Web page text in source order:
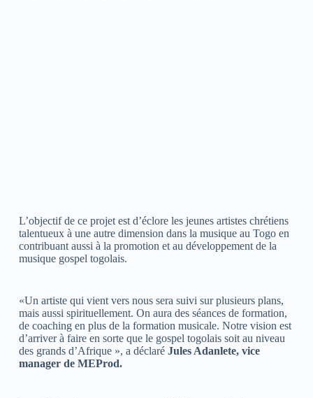
L’objectif de ce projet est d’éclore les jeunes artistes chrétiens
talentueux à une autre dimension dans la musique au Togo en
contribuant aussi à la promotion et au développement de la
musique gospel togolais.
«Un artiste qui vient vers nous sera suivi sur plusieurs plans,
mais aussi spirituellement. On aura des séances de formation,
de coaching en plus de la formation musicale. Notre vision est
d’arriver à faire en sorte que le gospel togolais soit au niveau
des grands d’Afrique », a déclaré Jules Adanlete, vice
manager de MEProd.